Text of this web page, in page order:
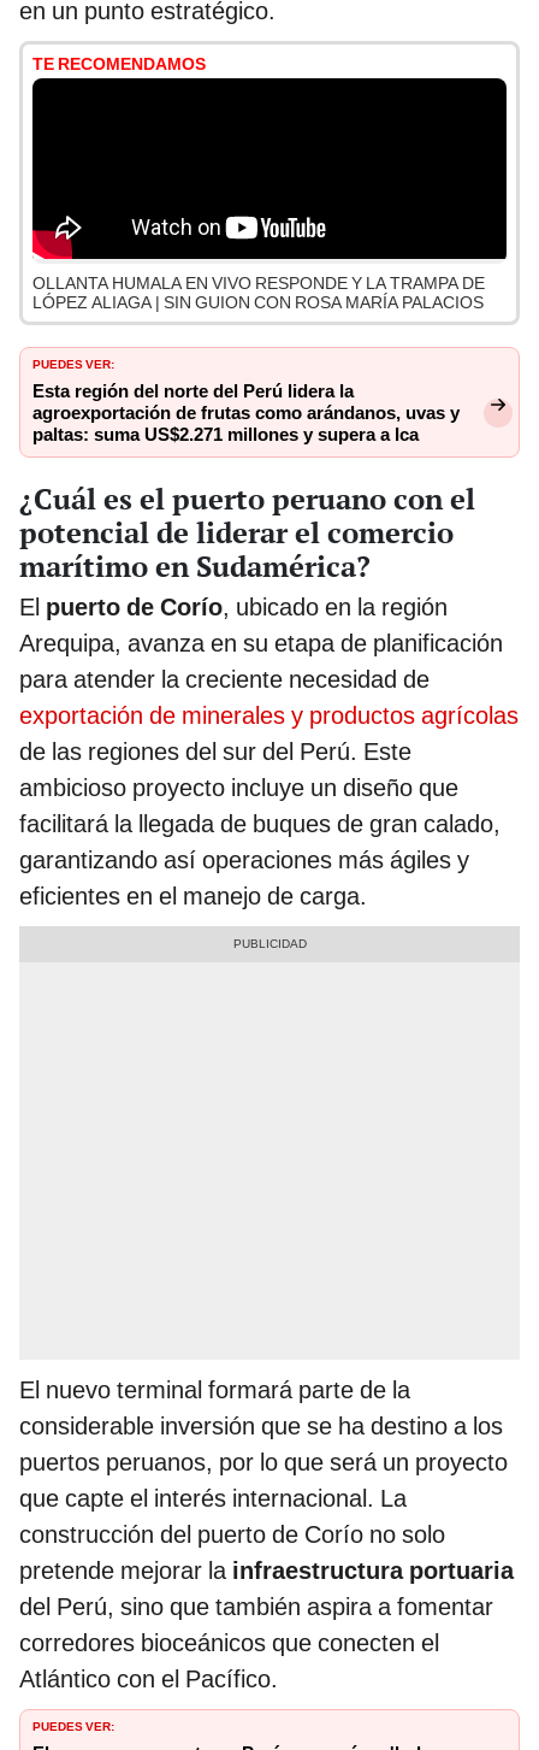
en un punto estratégico.
TE RECOMENDAMOS
OLLANTA HUMALA EN VIVO RESPONDE Y LA TRAMPA DE
LÓPEZ ALIAGA | SIN GUION CON ROSA MARÍA PALACIOS
PUEDES VER:
Esta región del norte del Perú lidera la
agroexportación de frutas como arándanos, uvas y
paltas: suma US$2.271 millones y supera a Ica
¿Cuál es el puerto peruano con el
potencial de liderar el comercio
marítimo en Sudamérica?
El puerto de Corío, ubicado en la región
Arequipa, avanza en su etapa de planificación
para atender la creciente necesidad de
exportación de minerales y productos agrícolas
de las regiones del sur del Perú. Este
ambicioso proyecto incluye un diseño que
facilitará la llegada de buques de gran calado,
garantizando así operaciones más ágiles y
eficientes en el manejo de carga.
El nuevo terminal formará parte de la
considerable inversión que se ha destino a los
puertos peruanos, por lo que será un proyecto
que capte el interés internacional. La
construcción del puerto de Corío no solo
pretende mejorar la infraestructura portuaria
del Perú, sino que también aspira a fomentar
corredores bioceánicos que conecten el
Atlántico con el Pacífico.
PUEDES VER: